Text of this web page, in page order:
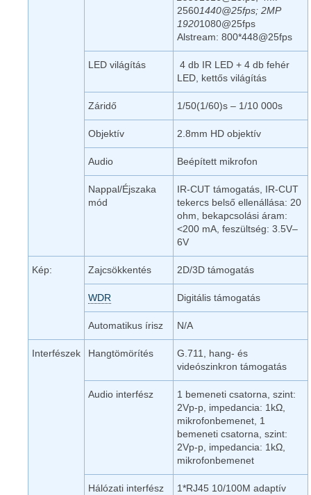
25601440@25fps; 2MP
19201080@25fps
Alstream: 800*448@25fps
LED világítás
4 db IR LED + 4 db fehér
LED, kettős világítás
Záridő 1/50(1/60)s – 1/10 000s
Objektív 2.8mm HD objektív
Audio Beépített mikrofon
Nappal/Éjszaka
mód
IR-CUT támogatás, IR-CUT
tekercs belső ellenállása: 20
ohm, bekapcsolási áram:
<200 mA, feszültség: 3.5V–
6V
Kép: Zajcsökkentés 2D/3D támogatás
WDR Digitális támogatás
Automatikus írisz N/A
Interfészek Hangtömörítés
G.711, hang- és
videószinkron támogatás
Audio interfész
1 bemeneti csatorna, szint:
2Vp-p, impedancia: 1kΩ,
mikrofonbemenet, 1
bemeneti csatorna, szint:
2Vp-p, impedancia: 1kΩ,
mikrofonbemenet
Hálózati interfész
1*RJ45 10/100M adaptív